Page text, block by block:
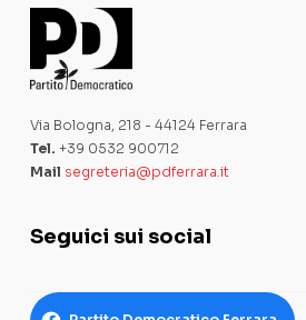
Via Bologna, 218 - 44124 Ferrara
Tel. +39 0532 900712
Mail segreteria@pdferrara.it
Seguici sui social